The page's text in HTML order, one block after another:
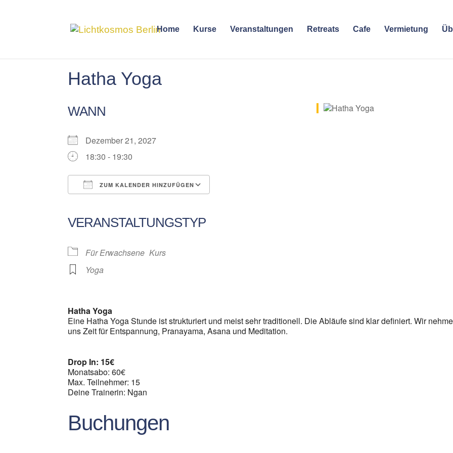
Home Kurse Veranstaltungen Retreats Cafe Vermietung
Hatha Yoga
WANN
Dezember 21, 2027
18:30 - 19:30
ZUM KALENDER HINZUFÜGEN
VERANSTALTUNGSTYP
Für Erwachsene Kurs
Yoga
Hatha Yoga
Eine Hatha Yoga Stunde ist strukturiert und meist sehr traditionell. Die Abläufe sind klar definiert. Wir
uns Zeit für Entspannung, Pranayama, Asana und Meditation.
Drop In: 15€
Monatsabo: 60€
Max. Teilnehmer: 15
Deine Trainerin: Ngan
Buchungen